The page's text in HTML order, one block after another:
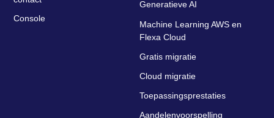
Console
Generatieve AI
Machine Learning AWS en
Flexa Cloud
Gratis migratie
Cloud migratie
Toepassingsprestaties
Aandelenvoorspelling